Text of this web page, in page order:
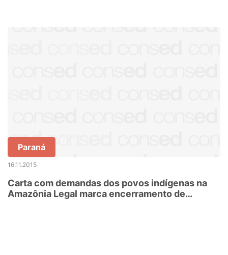
Paraná
16.11.2015
Carta com demandas dos povos indígenas na
Amazônia Legal marca encerramento de